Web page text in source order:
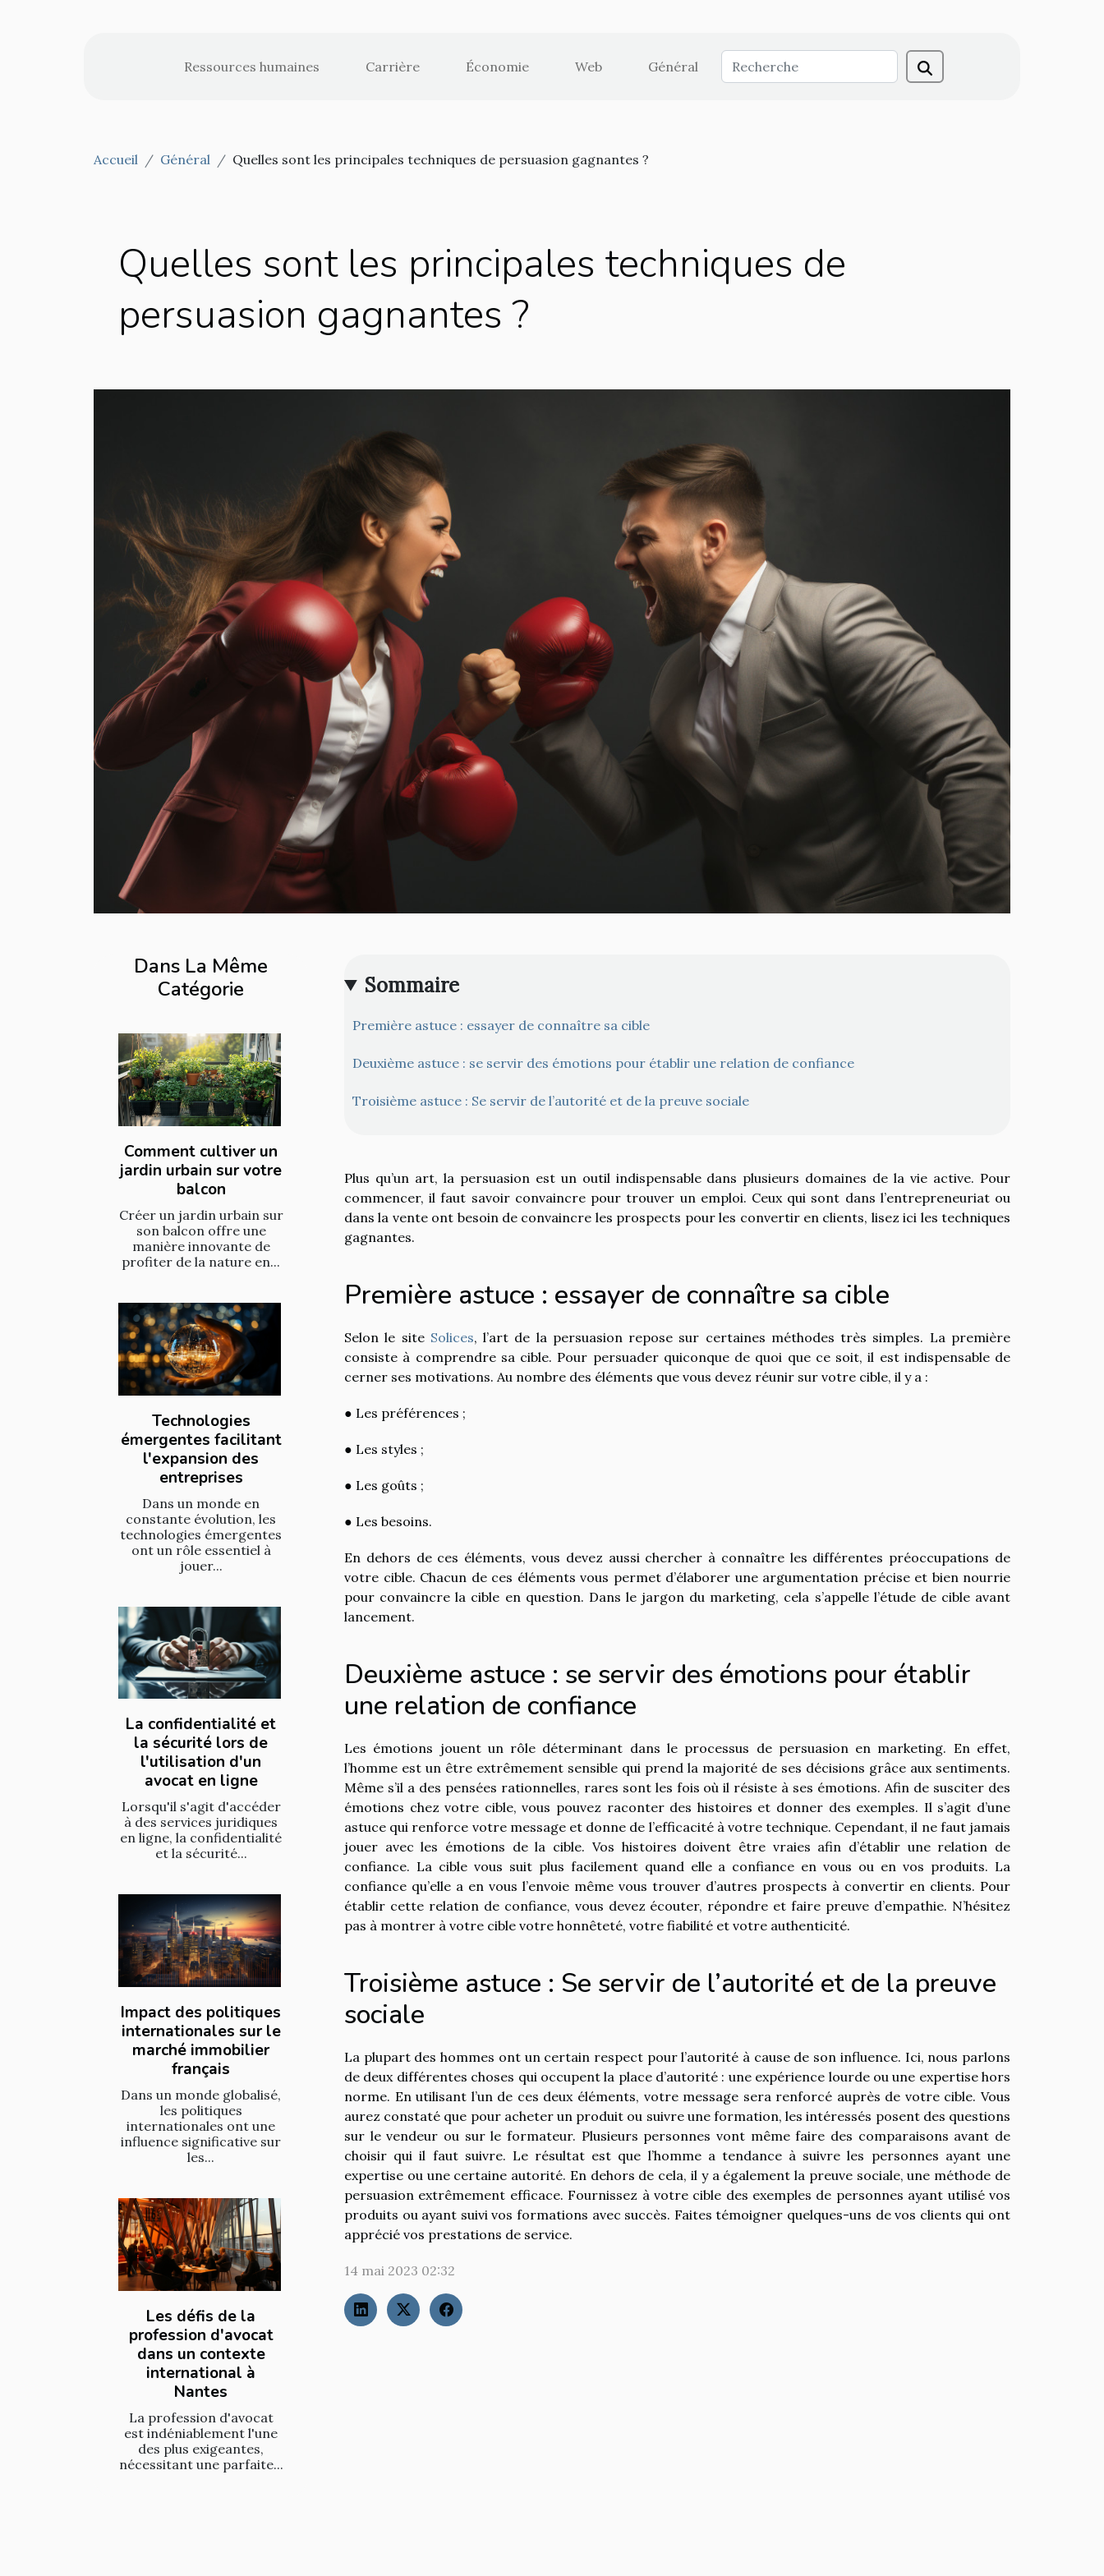
Ressources humaines Carrière Économie Web Général
Accueil Général Quelles sont les principales techniques de persuasion gagnantes ?
Quelles sont les principales techniques de
persuasion gagnantes ?
Dans La Même
Catégorie
Comment cultiver un
jardin urbain sur votre
balcon
Créer un jardin urbain sur
son balcon offre une
manière innovante de
profiter de la nature en...
Technologies
émergentes facilitant
l'expansion des
entreprises
Dans un monde en
constante évolution, les
technologies émergentes
ont un rôle essentiel à
jouer...
La confidentialité et
la sécurité lors de
l'utilisation d'un
avocat en ligne
Lorsqu'il s'agit d'accéder
à des services juridiques
en ligne, la confidentialité
et la sécurité...
Impact des politiques
internationales sur le
marché immobilier
français
Dans un monde globalisé,
les politiques
internationales ont une
influence significative sur
les...
Les défis de la
profession d'avocat
dans un contexte
international à
Nantes
La profession d'avocat
est indéniablement l'une
des plus exigeantes,
nécessitant une parfaite...
Sommaire
Première astuce : essayer de connaître sa cible
Deuxième astuce : se servir des émotions pour établir une relation de confiance
Troisième astuce : Se servir de l’autorité et de la preuve sociale
Plus qu’un art, la persuasion est un outil indispensable dans plusieurs domaines de la vie active. Pour
commencer, il faut savoir convaincre pour trouver un emploi. Ceux qui sont dans l’entrepreneuriat ou
dans la vente ont besoin de convaincre les prospects pour les convertir en clients, lisez ici les techniques
gagnantes.
Première astuce : essayer de connaître sa cible
Selon le site Solices, l’art de la persuasion repose sur certaines méthodes très simples. La première
consiste à comprendre sa cible. Pour persuader quiconque de quoi que ce soit, il est indispensable de
cerner ses motivations. Au nombre des éléments que vous devez réunir sur votre cible, il y a :
● Les préférences ;
● Les styles ;
● Les goûts ;
● Les besoins.
En dehors de ces éléments, vous devez aussi chercher à connaître les différentes préoccupations de
votre cible. Chacun de ces éléments vous permet d’élaborer une argumentation précise et bien nourrie
pour convaincre la cible en question. Dans le jargon du marketing, cela s’appelle l’étude de cible avant
lancement.
Deuxième astuce : se servir des émotions pour établir
une relation de confiance
Les émotions jouent un rôle déterminant dans le processus de persuasion en marketing. En effet,
l’homme est un être extrêmement sensible qui prend la majorité de ses décisions grâce aux sentiments.
Même s’il a des pensées rationnelles, rares sont les fois où il résiste à ses émotions. Afin de susciter des
émotions chez votre cible, vous pouvez raconter des histoires et donner des exemples. Il s’agit d’une
astuce qui renforce votre message et donne de l’efficacité à votre technique. Cependant, il ne faut jamais
jouer avec les émotions de la cible. Vos histoires doivent être vraies afin d’établir une relation de
confiance. La cible vous suit plus facilement quand elle a confiance en vous ou en vos produits. La
confiance qu’elle a en vous l’envoie même vous trouver d’autres prospects à convertir en clients. Pour
établir cette relation de confiance, vous devez écouter, répondre et faire preuve d’empathie. N’hésitez
pas à montrer à votre cible votre honnêteté, votre fiabilité et votre authenticité.
Troisième astuce : Se servir de l’autorité et de la preuve
sociale
La plupart des hommes ont un certain respect pour l’autorité à cause de son influence. Ici, nous parlons
de deux différentes choses qui occupent la place d’autorité : une expérience lourde ou une expertise hors
norme. En utilisant l’un de ces deux éléments, votre message sera renforcé auprès de votre cible. Vous
aurez constaté que pour acheter un produit ou suivre une formation, les intéressés posent des questions
sur le vendeur ou sur le formateur. Plusieurs personnes vont même faire des comparaisons avant de
choisir qui il faut suivre. Le résultat est que l’homme a tendance à suivre les personnes ayant une
expertise ou une certaine autorité. En dehors de cela, il y a également la preuve sociale, une méthode de
persuasion extrêmement efficace. Fournissez à votre cible des exemples de personnes ayant utilisé vos
produits ou ayant suivi vos formations avec succès. Faites témoigner quelques-uns de vos clients qui ont
apprécié vos prestations de service.
14 mai 2023 02:32